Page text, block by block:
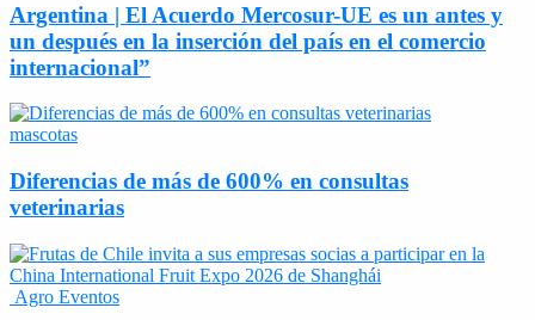
Argentina | El Acuerdo Mercosur-UE es un antes y
un después en la inserción del país en el comercio
internacional”
mascotas
Diferencias de más de 600% en consultas
veterinarias
Agro Eventos